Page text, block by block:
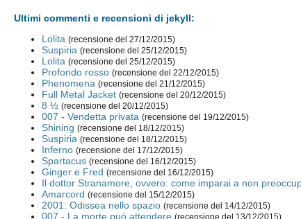
Ultimi commenti e recensioni di jekyll:
Lolita (recensione del 27/12/2015)
Suspiria (recensione del 25/12/2015)
Lolita (recensione del 25/12/2015)
Profondo rosso (recensione del 22/12/2015)
Phenomena (recensione del 21/12/2015)
Full Metal Jacket (recensione del 20/12/2015)
8 ½ (recensione del 20/12/2015)
007 - Vendetta privata (recensione del 19/12/2015)
Shining (recensione del 18/12/2015)
Suspiria (recensione del 18/12/2015)
Inferno (recensione del 17/12/2015)
Spartacus (recensione del 16/12/2015)
Ginger e Fred (recensione del 16/12/2015)
Il dottor Stranamore, ovvero: come imparai a non
Amarcord (recensione del 15/12/2015)
2001: Odissea nello spazio (recensione del 14/12/2015)
007 - La morte può attendere (recensione del 13/12/2015)